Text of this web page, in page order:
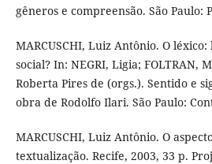
gêneros e compreensão. São Paulo:
MARCUSCHI, Luiz Antônio. O
social? In: NEGRI, Ligia; FOLTRAN,
Roberta Pires de (orgs.). Sentido e
obra de Rodolfo Ilari. São Paulo:
MARCUSCHI, Luiz Antônio. O
textualização. Recife, 2003, 33 p.